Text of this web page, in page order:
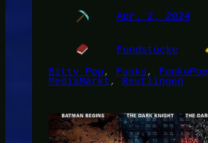
Apr. 2, 2024
Fundstücke
Bitty Pop, Funko, FunkoPop
MediaMarkt, Reutlingen